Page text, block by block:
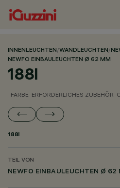
INNENLEUCHTEN/WANDLEUCHTEN/
NEWFO EINBAULEUCHTEN Ø 62 MM
188I
FARBE ERFORDERLICHES ZUBEHÖR
188I
TEIL VON
NEWFO EINBAULEUCHTEN Ø 62